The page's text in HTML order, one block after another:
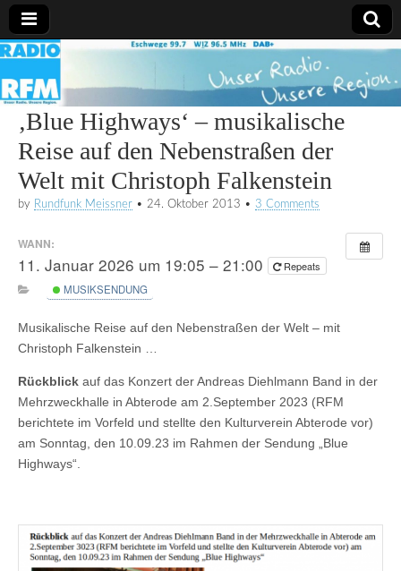
Radio
RFM
‚Blue Highways‘ – musikalische
Reise auf den Nebenstraßen der
Welt mit Christoph Falkenstein
by Rundfunk Meissner • 24. Oktober 2013 • 3 Comments
WANN:
11. Januar 2026 um 19:05 – 21:00
Repeats
MUSIKSENDUNG
Musikalische Reise auf den Nebenstraßen der Welt – mit
Christoph Falkenstein …
Rückblick auf das Konzert der Andreas Diehlmann Band in der
Mehrzweckhalle in Abterode am 2.September 2023 (RFM
berichtete im Vorfeld und stellte den Kulturverein Abterode vor)
am Sonntag, den 10.09.23 im Rahmen der Sendung „Blue
Highways“.